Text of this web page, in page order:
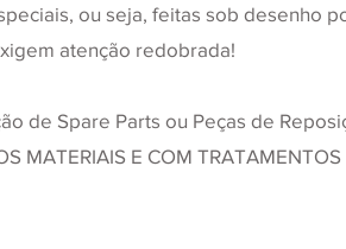
ou seja, feitas sob desenho
atenção redobrada!
de Spare Parts ou Peças de
MATERIAIS E COM TRATAMENTOS